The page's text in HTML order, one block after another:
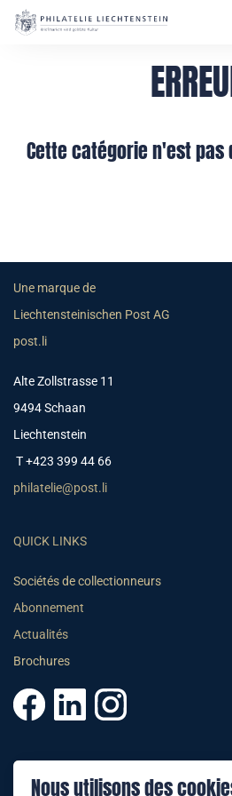
Nous utilisons des
Cette catégorie n'est pas
Une marque de
Liechtensteinischen Post AG
post.li
Alte Zollstrasse 11
9494 Schaan
Liechtenstein
T +423 399 44 66
philatelie@post.li
QUICK LINKS
Sociétés de collectionneurs
Abonnement
Actualités
Brochures
© 2025 PHILATELIE LIECHTENSTEIN